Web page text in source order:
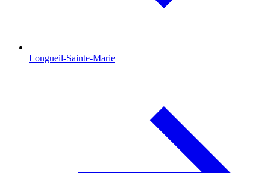
Longueil-Sainte-Marie